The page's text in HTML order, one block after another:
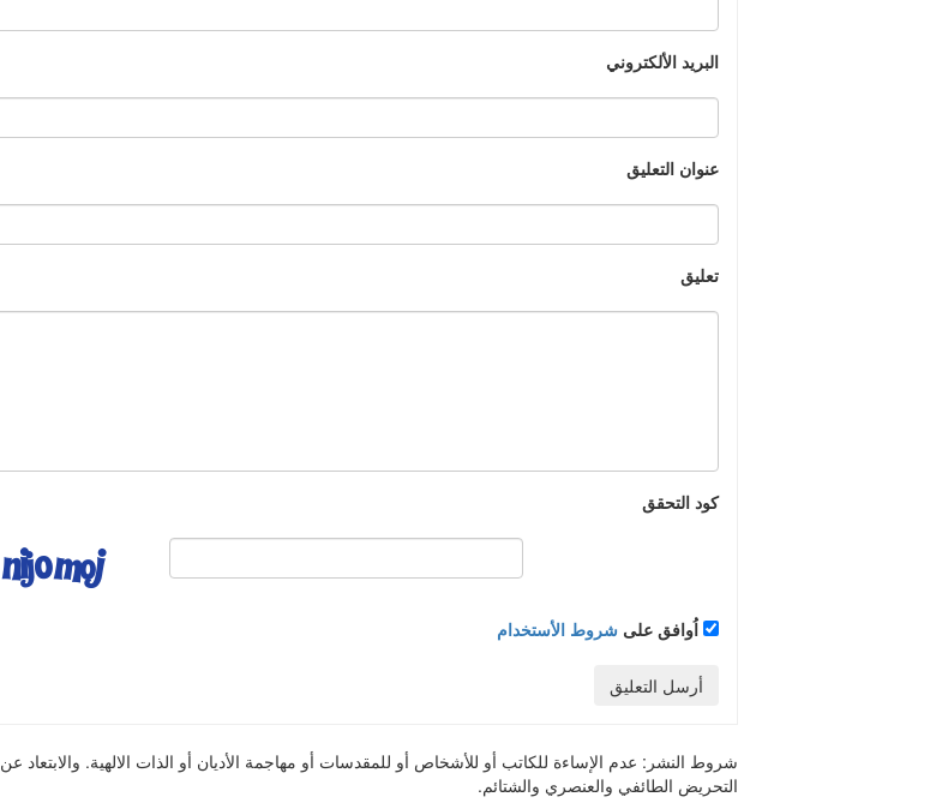
البريد الألكتروني
عنوان التعليق
تعليق
كود التحقق
اُوافق على شروط الأستخدام
أرسل التعليق
شروط النشر: عدم الإساءة للكاتب أو للأشخاص أو للمقدسات أو مهاجمة الأديان أو الذات الالهية. والابتعاد عن
التحريض الطائفي والعنصري والشتائم.